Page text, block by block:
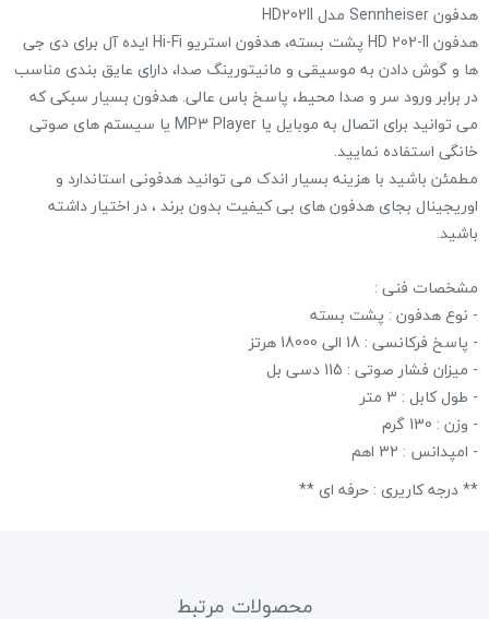
هدفون Sennheiser مدل HD202II
هدفون HD 202-II پشت بسته، هدفون استریو Hi-Fi ایده آل برای دی جی
ها و گوش دادن به موسیقی و مانیتورینگ صدا، دارای عایق بندی مناسب
در برابر ورود سر و صدا محیط، پاسخ باس عالی. هدفون بسیار سبکی که
می توانید برای اتصال به موبایل یا MP3 Player یا سیستم های صوتی
خانگی استفاده نمایید.
مطمئن باشید با هزینه بسیار اندک می توانید هدفونی استاندارد و
اوریجینال بجای هدفون های بی کیفیت بدون برند ، در اختیار داشته
باشید.
مشخصات فنی :
- نوع هدفون : پشت بسته
- پاسخ فرکانسی : 18 الی 18000 هرتز
- میزان فشار صوتی : 115 دسی بل
- طول کابل : 3 متر
- وزن : 130 گرم
- امپدانس : 32 اهم
** درجه کاریری : حرفه ای **
محصولات مرتبط